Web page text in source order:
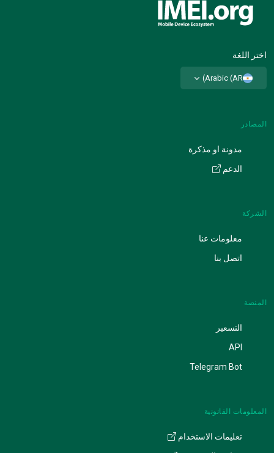
اختر اللغة
Arabic (AR)
المصادر
مدونة او مذكرة
الدعم
الشركة
معلومات عنا
اتصل بنا
المنصة
التسعير
API
Telegram Bot
المعلومات القانونية
تعليمات الاستخدام